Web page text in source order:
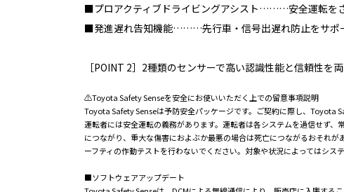
■プロアクティブドライビングアシスト………安全運転を
■発進遅れ告知機能………先行車・信号出遅れ防止をサポ
［POINT 2］2種類のセンサーで高い認識性能と信頼性を両
⚠Toyota Safety Senseを安全にお使いいただく上での留意事項説明
Toyota Safety Senseは予防安全パッケージです。ご契約に際し、
運転者には安全運転の義務があります。運転者は各システムを過信せず
につながり、重大な傷害におよぶか最悪の場合は死亡につながるおそ
ーフティの作動テストを行わないでください。対象や状況によってはシス
■ソフトウェアアップデート